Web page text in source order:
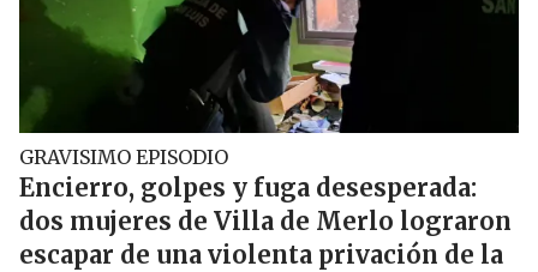
GRAVISIMO EPISODIO
Encierro, golpes y fuga desesperada:
dos mujeres de Villa de Merlo lograron
escapar de una violenta privación de la